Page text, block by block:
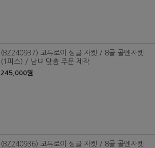
(BZ240937) 코듀로이 싱글 자켓 / 8골 골덴자켓
(1피스) / 남녀 맞춤 주문 제작
245,000원
(BZ240936) 코듀로이 싱글 자켓 / 8골 골덴자켓